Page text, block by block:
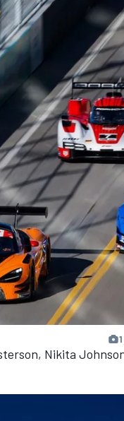
Nikita